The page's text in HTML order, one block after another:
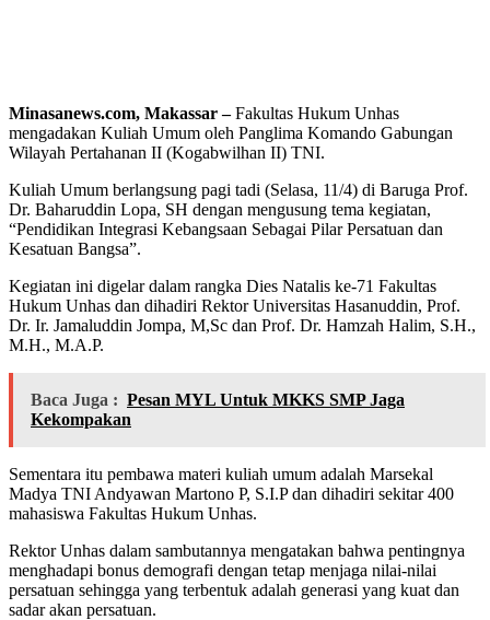
Minasanews.com, Makassar –Fakultas Hukum Unhas
mengadakan Kuliah Umum oleh Panglima Komando Gabungan
Wilayah Pertahanan II (Kogabwilhan II) TNI.
Kuliah Umum berlangsung pagi tadi (Selasa, 11/4) di Baruga Prof.
Dr. Baharuddin Lopa, SH dengan mengusung tema kegiatan,
“Pendidikan Integrasi Kebangsaan Sebagai Pilar Persatuan dan
Kesatuan Bangsa”.
Kegiatan ini digelar dalam rangka Dies Natalis ke-71 Fakultas
Hukum Unhas dan dihadiri Rektor Universitas Hasanuddin, Prof.
Dr. Ir. Jamaluddin Jompa, M,Sc dan Prof. Dr. Hamzah Halim, S.H.,
M.H., M.A.P.
Baca Juga : Pesan MYL Untuk MKKS SMP Jaga
Kekompakan
Sementara itu pembawa materi kuliah umum adalah Marsekal
Madya TNI Andyawan Martono P, S.I.P dan dihadiri sekitar 400
mahasiswa Fakultas Hukum Unhas.
Rektor Unhas dalam sambutannya mengatakan bahwa pentingnya
menghadapi bonus demografi dengan tetap menjaga nilai-nilai
persatuan sehingga yang terbentuk adalah generasi yang kuat dan
sadar akan persatuan.